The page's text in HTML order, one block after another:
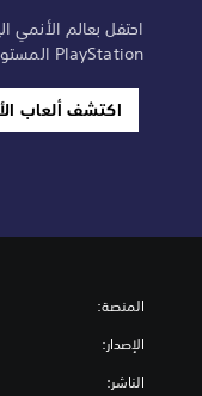
احتفل بعالم الأنمي
PlayStation المستوحاة من الأنمي والمانجا.
اكتشف ألعاب
المنصة:
الإصدار:
الناشر: